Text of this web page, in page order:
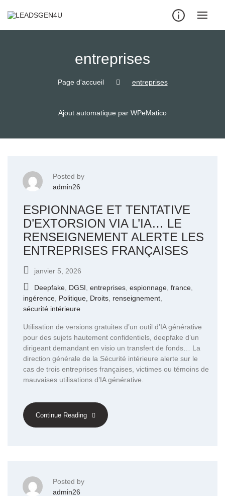
entreprises
Page d'accueil entreprises
Ajout automatique par WPeMatico
Posted by
admin26
ESPIONNAGE ET TENTATIVE
D’EXTORSION VIA L’IA… LE
RENSEIGNEMENT ALERTE LES
ENTREPRISES FRANÇAISES
janvier 5, 2026
Deepfake DGSI entreprises espionnage france
ingérence Politique, Droits renseignement
sécurité intérieure
Utilisation de versions gratuites d’un outil d’IA générative
pour des sujets hautement confidentiels, deepfake d’un
dirigeant demandant en visio un transfert de fonds… La
direction générale de la Sécurité intérieure alerte sur le
cas de trois entreprises françaises, victimes ou témoins de
mauvaises utilisations d’IA générative.
Continue Reading
Posted by
admin26